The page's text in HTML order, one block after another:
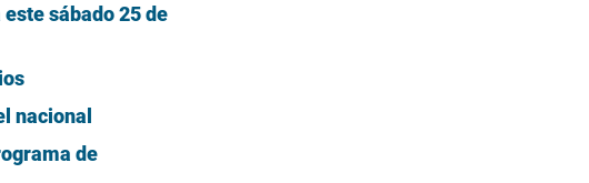
sábado 25 de
nacional
de